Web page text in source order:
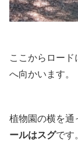
ここからロード
へ向かいます。
植物園の横を通
ールはスグです